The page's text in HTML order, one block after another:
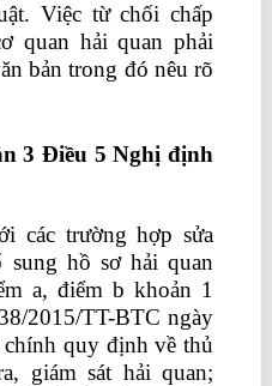
Việc từ chối chấp
quan hải quan phải
bản trong đó nêu rõ
3 Điều 5 Nghị định
các trường hợp sửa
hồ sơ hải quan
a, điểm b khoản 1
2015/TT-BTC ngày
quy định về thủ
giám sát hải quan;